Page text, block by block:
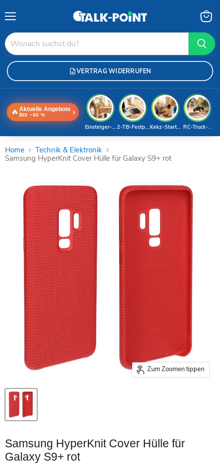
VERTRAG WIDERRUFEN
🔥 Aktuelle Angebote
BIS −60 % ›
RC-Truck-Deal
Kekz-Starterset
2-TB-Festplatte
Einsteiger-Handy
Home
Technik & Elektronik
Samsung HyperKnit Cover Hülle für Galaxy S9+ rot
Zum Zoomen tippen
Samsung HyperKnit Cover Hülle für
Galaxy S9+ rot